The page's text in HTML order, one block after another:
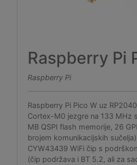
Raspberry Pi
Raspberry Pi
Raspberry Pi Pico W uz
Cortex-M0 jezgre na 133 MHz
MB QSPI flash memorije, 26
brojem komunikacijskih
CYW43439 WiFi čip s
(čip podržava i BT 5.2, ali za